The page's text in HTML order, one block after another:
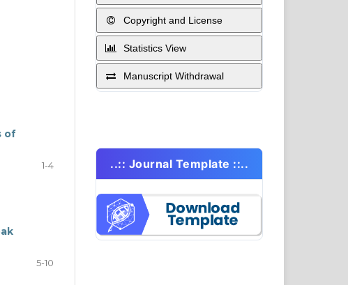
of
1-4
5-10
Copyright and License
Statistics View
Manuscript Withdrawal
..:: Journal Template ::..